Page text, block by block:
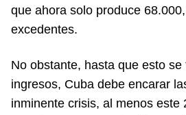
que ahora solo produce
excedentes.
No obstante, hasta que esto se
ingresos, Cuba debe encarar
inminente crisis, al menos este